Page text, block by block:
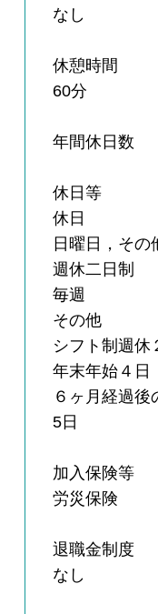
なし
休憩時間
60分
年間休日数
休日等
休日
日曜日，その
週休二日制
毎週
その他
シフト制週休
年末年始４日
６ヶ月経過後
5日
加入保険等
労災保険
退職金制度
なし